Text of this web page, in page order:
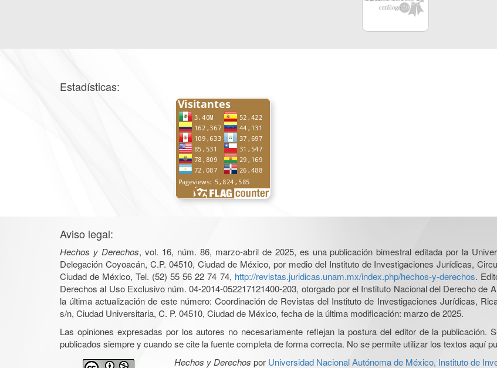
Estadísticas:
Aviso legal:
Hechos y Derechos, vol. 16, núm. 86, marzo-abril de 2025, es una publicación bimestral editada por la
Delegación Coyoacán, C.P. 04510, Ciudad de México, por medio del Instituto de Investigaciones Jurídicas,
Ciudad de México, Tel. (52) 55 56 22 74 74, http://revistas.juridicas.unam.mx/index.php/hechos-y-derechos.
Derechos al Uso Exclusivo núm. 04-2014-052217121400-203, otorgado por el Instituto Nacional del Derecho de
la última actualización de este número: Coordinación de Revistas del Instituto de Investigaciones Jurídicas,
s/n, Ciudad Universitaria, C. P. 04510, Ciudad de México, fecha de la última modificación: marzo de 2025.
Las opiniones expresadas por los autores no necesariamente reflejan la postura del editor de la
publicados siempre y cuando se cite la fuente completa de forma correcta. No se permite utilizar los textos aquí
Hechos y Derechos por Universidad Nacional Autónoma de México, Instituto de